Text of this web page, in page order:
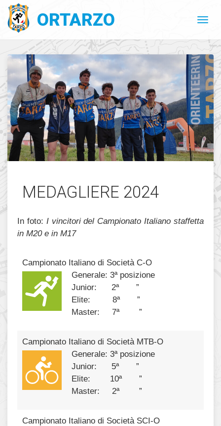
ORTARZO
MEDAGLIERE 2024
In foto: I vincitori del Campionato Italiano staffetta
in M20 e in M17
Campionato Italiano di Società C-O
Generale: 3ª posizione
Junior: 2ª ”
Elite: 8ª ”
Master: 7ª ”
Campionato Italiano di Società MTB-O
Generale: 3ª posizione
Junior: 5ª ”
Elite: 10ª ”
Master: 2ª ”
Campionato Italiano di Società SCI-O